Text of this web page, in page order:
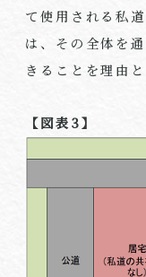
て使用される私
は、その全体を
きることを理由と
【図表3】